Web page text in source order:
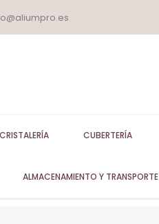
CRISTALERÍA CUBERTERÍA
ALMACENAMIENTO Y TRANSPORTE